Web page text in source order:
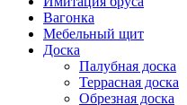
Вагонка
Мебельный щит
Доска
Палубная доска
Террасная доска
Обрезная доска